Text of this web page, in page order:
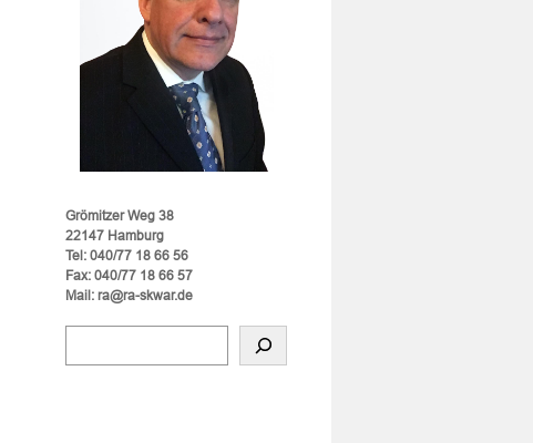
Grömitzer Weg 38
22147 Hamburg
Tel: 040/77 18 66 56
Fax: 040/77 18 66 57
Mail: ra@ra-skwar.de